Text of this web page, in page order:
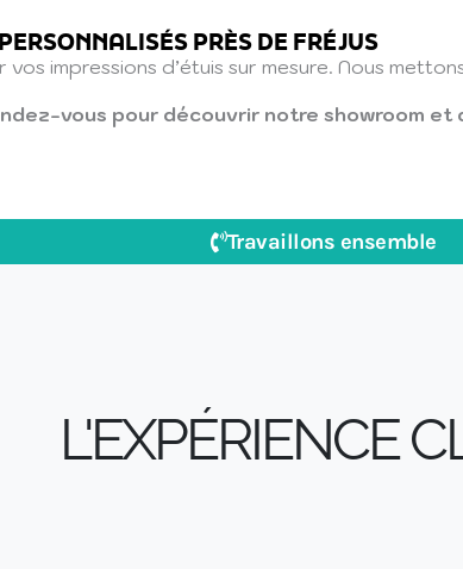
PRÈS DE FRÉJUS
impressions d’étuis sur mesure. Nous
vous pour découvrir notre showroom
Travaillons ensemble
L'EXPÉRIENCE